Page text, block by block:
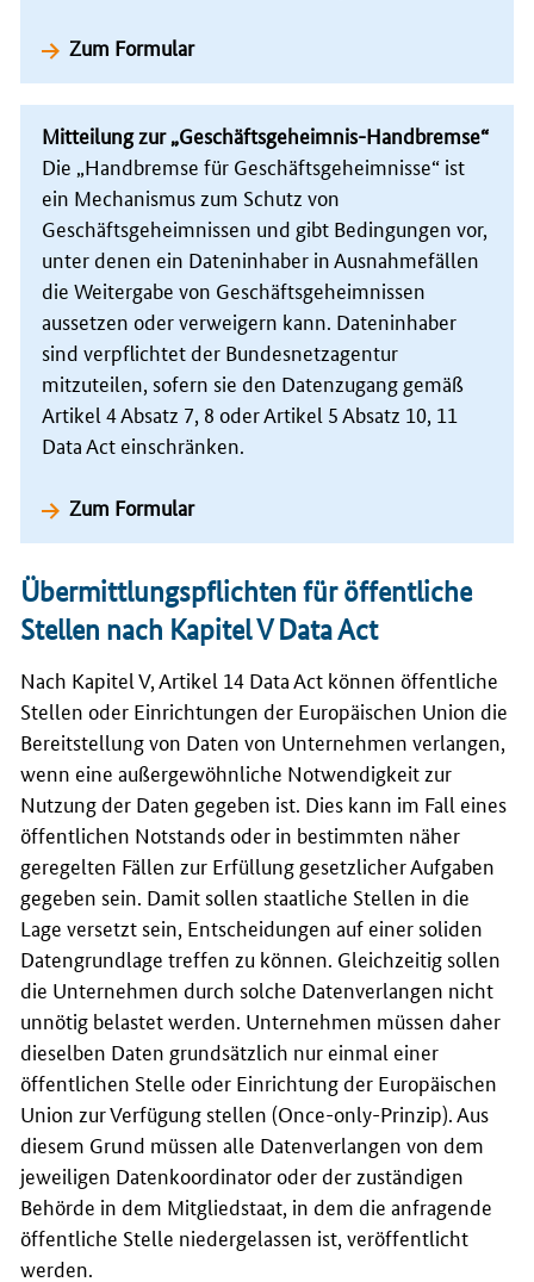
Zum Formular
Mitteilung zur „Geschäftsgeheimnis-Handbremse“
Die „Handbremse für Geschäftsgeheimnisse“ ist
ein Mechanismus zum Schutz von
Geschäftsgeheimnissen und gibt Bedingungen vor,
unter denen ein Dateninhaber in Ausnahmefällen
die Weitergabe von Geschäftsgeheimnissen
aussetzen oder verweigern kann. Dateninhaber
sind verpflichtet der Bundesnetzagentur
mitzuteilen, sofern sie den Datenzugang gemäß
Artikel 4 Absatz 7, 8 oder Artikel 5 Absatz 10, 11
Data Act einschränken.
Zum Formular
Übermittlungspflichten für öffentliche
Stellen nach Kapitel V Data Act
Nach Kapitel V, Artikel 14 Data Act können öffentliche
Stellen oder Einrichtungen der Europäischen Union die
Bereitstellung von Daten von Unternehmen verlangen,
wenn eine außergewöhnliche Notwendigkeit zur
Nutzung der Daten gegeben ist. Dies kann im Fall eines
öffentlichen Notstands oder in bestimmten näher
geregelten Fällen zur Erfüllung gesetzlicher Aufgaben
gegeben sein. Damit sollen staatliche Stellen in die
Lage versetzt sein, Entscheidungen auf einer soliden
Datengrundlage treffen zu können. Gleichzeitig sollen
die Unternehmen durch solche Datenverlangen nicht
unnötig belastet werden. Unternehmen müssen daher
dieselben Daten grundsätzlich nur einmal einer
öffentlichen Stelle oder Einrichtung der Europäischen
Union zur Verfügung stellen (Once-only-Prinzip). Aus
diesem Grund müssen alle Datenverlangen von dem
jeweiligen Datenkoordinator oder der zuständigen
Behörde in dem Mitgliedstaat, in dem die anfragende
öffentliche Stelle niedergelassen ist, veröffentlicht
werden.